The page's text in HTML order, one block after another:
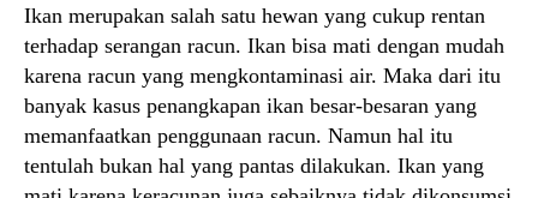
Ikan merupakan salah satu hewan yang cukup rentan
terhadap serangan racun. Ikan bisa mati dengan mudah
karena racun yang mengkontaminasi air. Maka dari itu
banyak kasus penangkapan ikan besar-besaran yang
memanfaatkan penggunaan racun. Namun hal itu
tentulah bukan hal yang pantas dilakukan. Ikan yang